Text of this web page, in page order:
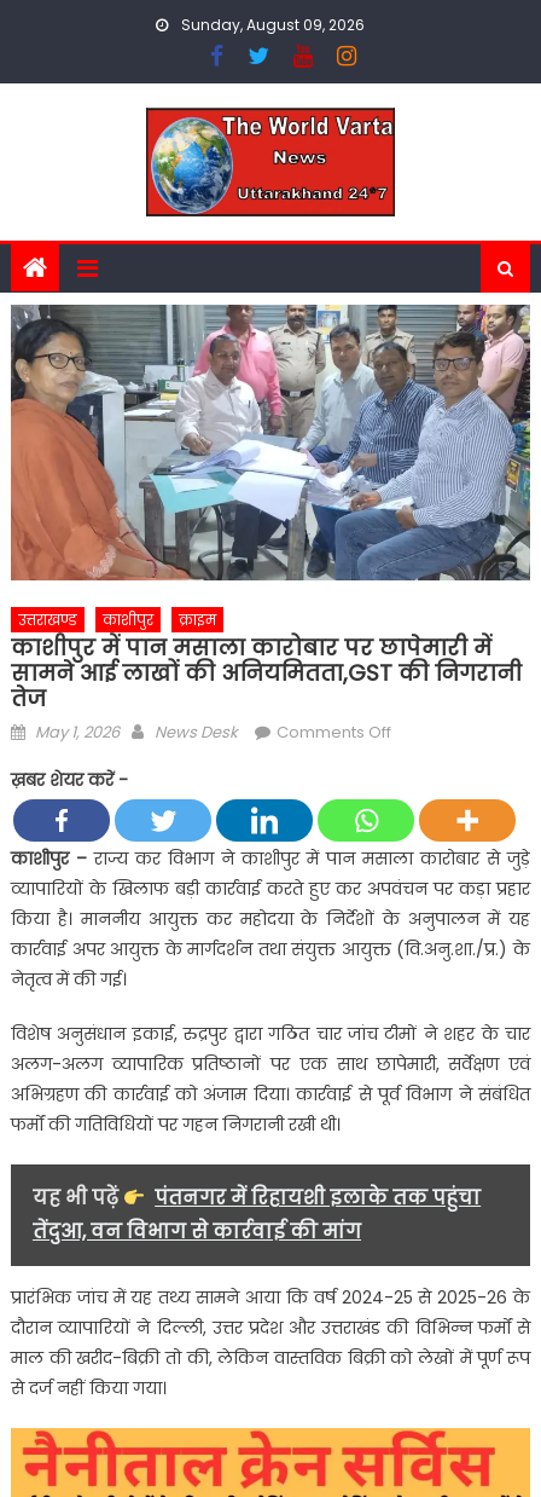
Sunday, August 09, 2026
उत्तराखण्ड काशीपुर क्राइम
काशीपुर में पान मसाला कारोबार पर छापेमारी में
सामने आई लाखों की अनियमितता,GST की निगरानी
तेज
Posted
May 1, 2026 Author
News Desk Comments Offon
पान
मसाला
कारोबार
पर
छापेमारी
में
लाखों
की
अनियमितता,GST
ख़बर शेयर करें -
काशीपुर –राज्य कर विभाग ने काशीपुर में पान मसाला कारोबार से जुड़े
व्यापारियों के खिलाफ बड़ी कार्रवाई करते हुए कर अपवंचन पर कड़ा प्रहार
किया है। माननीय आयुक्त कर महोदया के निर्देशों के अनुपालन में यह
कार्रवाई अपर आयुक्त के मार्गदर्शन तथा संयुक्त आयुक्त (वि.अनु.शा./प्र.) के
नेतृत्व में की गई।
विशेष अनुसंधान इकाई, रुद्रपुर द्वारा गठित चार जांच टीमों ने शहर के चार
अलग-अलग व्यापारिक प्रतिष्ठानों पर एक साथ छापेमारी, सर्वेक्षण एवं
अभिग्रहण की कार्रवाई को अंजाम दिया। कार्रवाई से पूर्व विभाग ने संबंधित
फर्मों की गतिविधियों पर गहन निगरानी रखी थी।
यह भी पढ़ें
पंतनगर में रिहायशी इलाके तक पहुंचा
तेंदुआ, वन विभाग से कार्रवाई की मांग
प्रारंभिक जांच में यह तथ्य सामने आया कि वर्ष 2024-25 से 2025-26 के
दौरान व्यापारियों ने दिल्ली, उत्तर प्रदेश और उत्तराखंड की विभिन्न फर्मों से
माल की खरीद-बिक्री तो की, लेकिन वास्तविक बिक्री को लेखों में पूर्ण रूप
से दर्ज नहीं किया गया।